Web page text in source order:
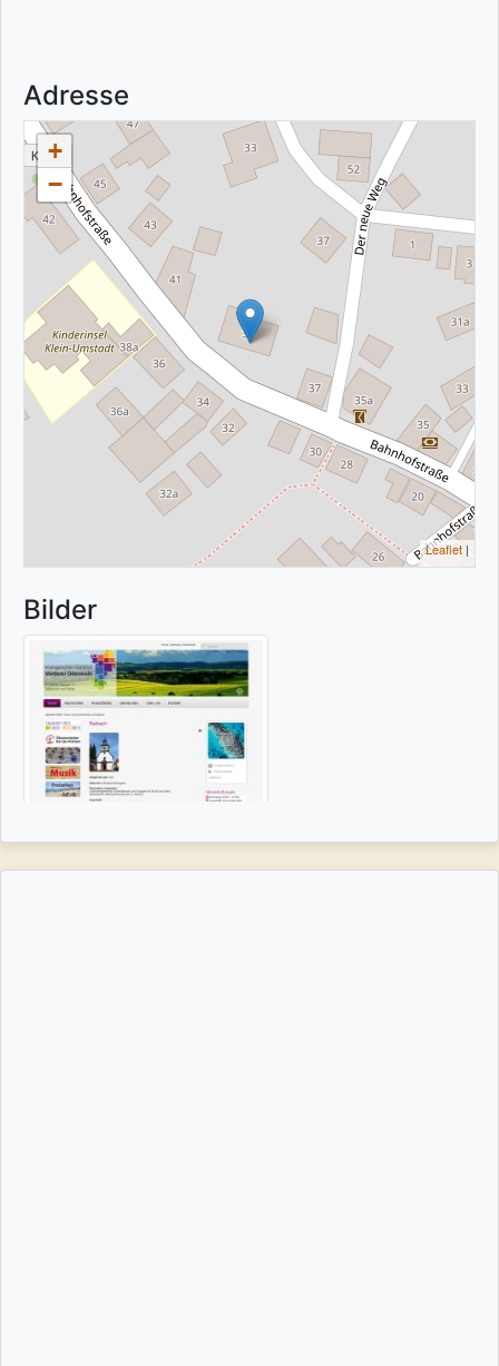
Adresse
+
−
Leaflet |
Bilder